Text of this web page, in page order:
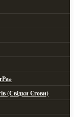
(Свідки Єгови)